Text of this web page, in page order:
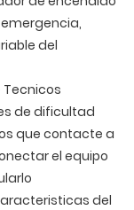
del
de dificultad
que contacte a
el equipo
del